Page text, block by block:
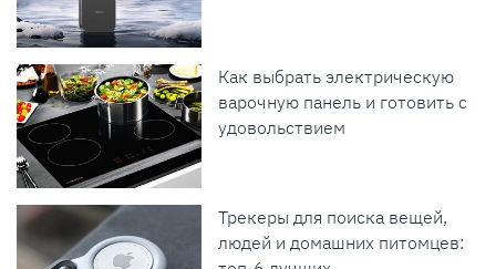
Как выбрать электрическую
варочную панель и готовить с
удовольствием
Трекеры для поиска вещей,
людей и домашних питомцев: